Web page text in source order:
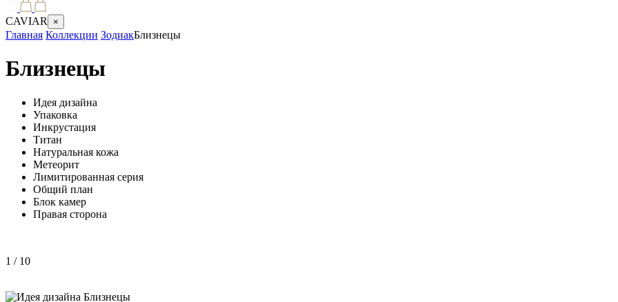
CAVIAR ×
Главная Коллекции ЗодиакБлизнецы
Близнецы
Идея дизайна
Упаковка
Инкрустация
Титан
Натуральная кожа
Метеорит
Лимитированная серия
Общий план
Блок камер
Правая сторона
1 / 10